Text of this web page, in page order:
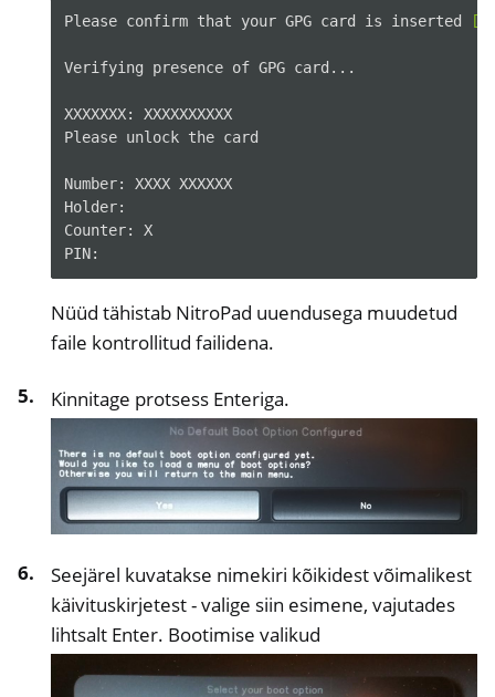
Please confirm that your GPG card is inserted [
Verifying presence of GPG card...
XXXXXXX:
XXXXXXXXXX
Please unlock the card
Number: XXXX XXXXXX
Holder:
Counter:
X
Nüüd tähistab NitroPad uuendusega muudetud
faile kontrollitud failidena.
Kinnitage protsess Enteriga.
Seejärel kuvatakse nimekiri kõikidest võimalikest
käivituskirjetest - valige siin esimene, vajutades
lihtsalt Enter. Bootimise valikud